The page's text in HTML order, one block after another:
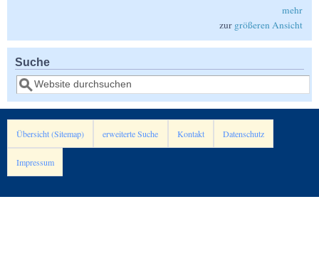
mehr
zur größeren Ansicht
Suche
Suche
Übersicht (Sitemap) erweiterte Suche Kontakt Datenschutz
Impressum